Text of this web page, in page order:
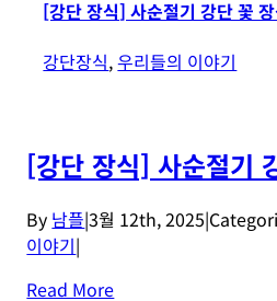
[강단 장식] 사순절기 강단 꽃
강단장식,우리들의 이야기
[강단 장식] 사순절기
By 남플|3월 12th, 2025|
이야기|
Read More